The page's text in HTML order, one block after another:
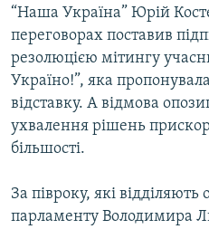
“Наша Україна” Юрій
переговорах поставив
резолюцією мітингу
Україно!”, яка
відставку. А відмова
ухвалення рішень
більшості.
За півроку, які
парламенту Володимира